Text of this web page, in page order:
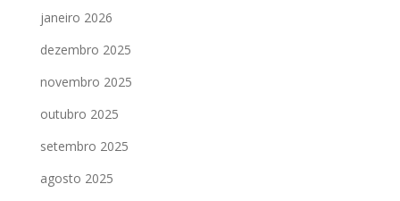
janeiro 2026
dezembro 2025
novembro 2025
outubro 2025
setembro 2025
agosto 2025